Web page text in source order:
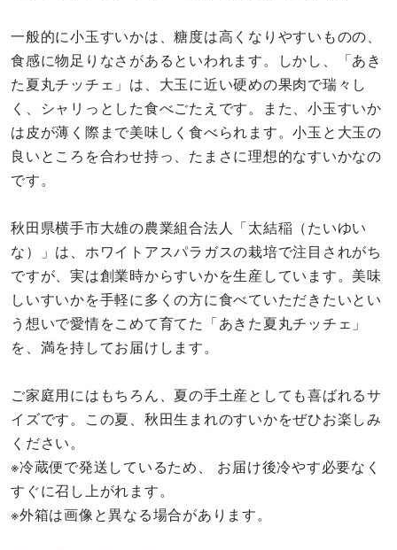
一般的に小玉すいかは、糖度は高くなりやすいものの、
食感に物足りなさがあるといわれます。しかし、「あき
た夏丸チッチェ」は、大玉に近い硬めの果肉で瑞々し
く、シャリっとした食べごたえです。また、小玉すいか
は皮が薄く際まで美味しく食べられます。小玉と大玉の
良いところを合わせ持っ、たまさに理想的なすいかなの
です。
秋田県横手市大雄の農業組合法人「太結稲（たいゆい
な）」は、ホワイトアスパラガスの栽培で注目されがち
ですが、実は創業時からすいかを生産しています。美味
しいすいかを手軽に多くの方に食べていただきたいとい
う想いで愛情をこめて育てた「あきた夏丸チッチェ」
を、満を持してお届けします。
ご家庭用にはもちろん、夏の手土産としても喜ばれるサ
イズです。この夏、秋田生まれのすいかをぜひお楽しみ
ください。
※冷蔵便で発送しているため、 お届け後冷やす必要なく
すぐに召し上がれます。
※外箱は画像と異なる場合があります。